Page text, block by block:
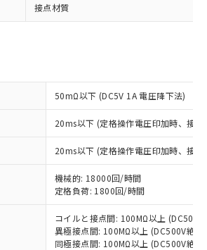
接点材質
50mΩ以下 (DC5V 1A 電圧降下法)
20ms以下 (定格操作電圧印加時、接
20ms以下 (定格操作電圧印加時、接
機械的: 18000回/時間
定格負荷: 1800回/時間
コイルと接点間: 100MΩ以上
異極接点間: 100MΩ以上 (DC500V絶縁
同極接点間: 100MΩ以上 (DC500V絶縁
お読みいただき、同意のうえ
ビスは、当社制御機器事業取扱
当社在庫状況および標準価格
)を提供させていただくもので
御機器事業取扱商品の中には、
ビスの対象外となる商品もある
ご了承ください。
況および標準価格照会結果は、
応した製品が提供可能な商品で
：EU RoHS指令（10物質）の
応の商品で、対応品を出す予
：EU RoHS指令（10物質）の
応状況を調査中または確認中の
イセンス料など無形物で、有
関係のない商品です。
情により、非含有部品として
含有品と判明した場合などや
更することがあります。
表
均質材料含有率が中国RoHSの
あることを示します。
均質材料含有率が中国RoHSの
ていることを示します。
確認です。当社販売部門へお問
、これら貴社製品のうち、外国
よび外国貿易法に定める商品
｢規制貨物等」という）を輸出